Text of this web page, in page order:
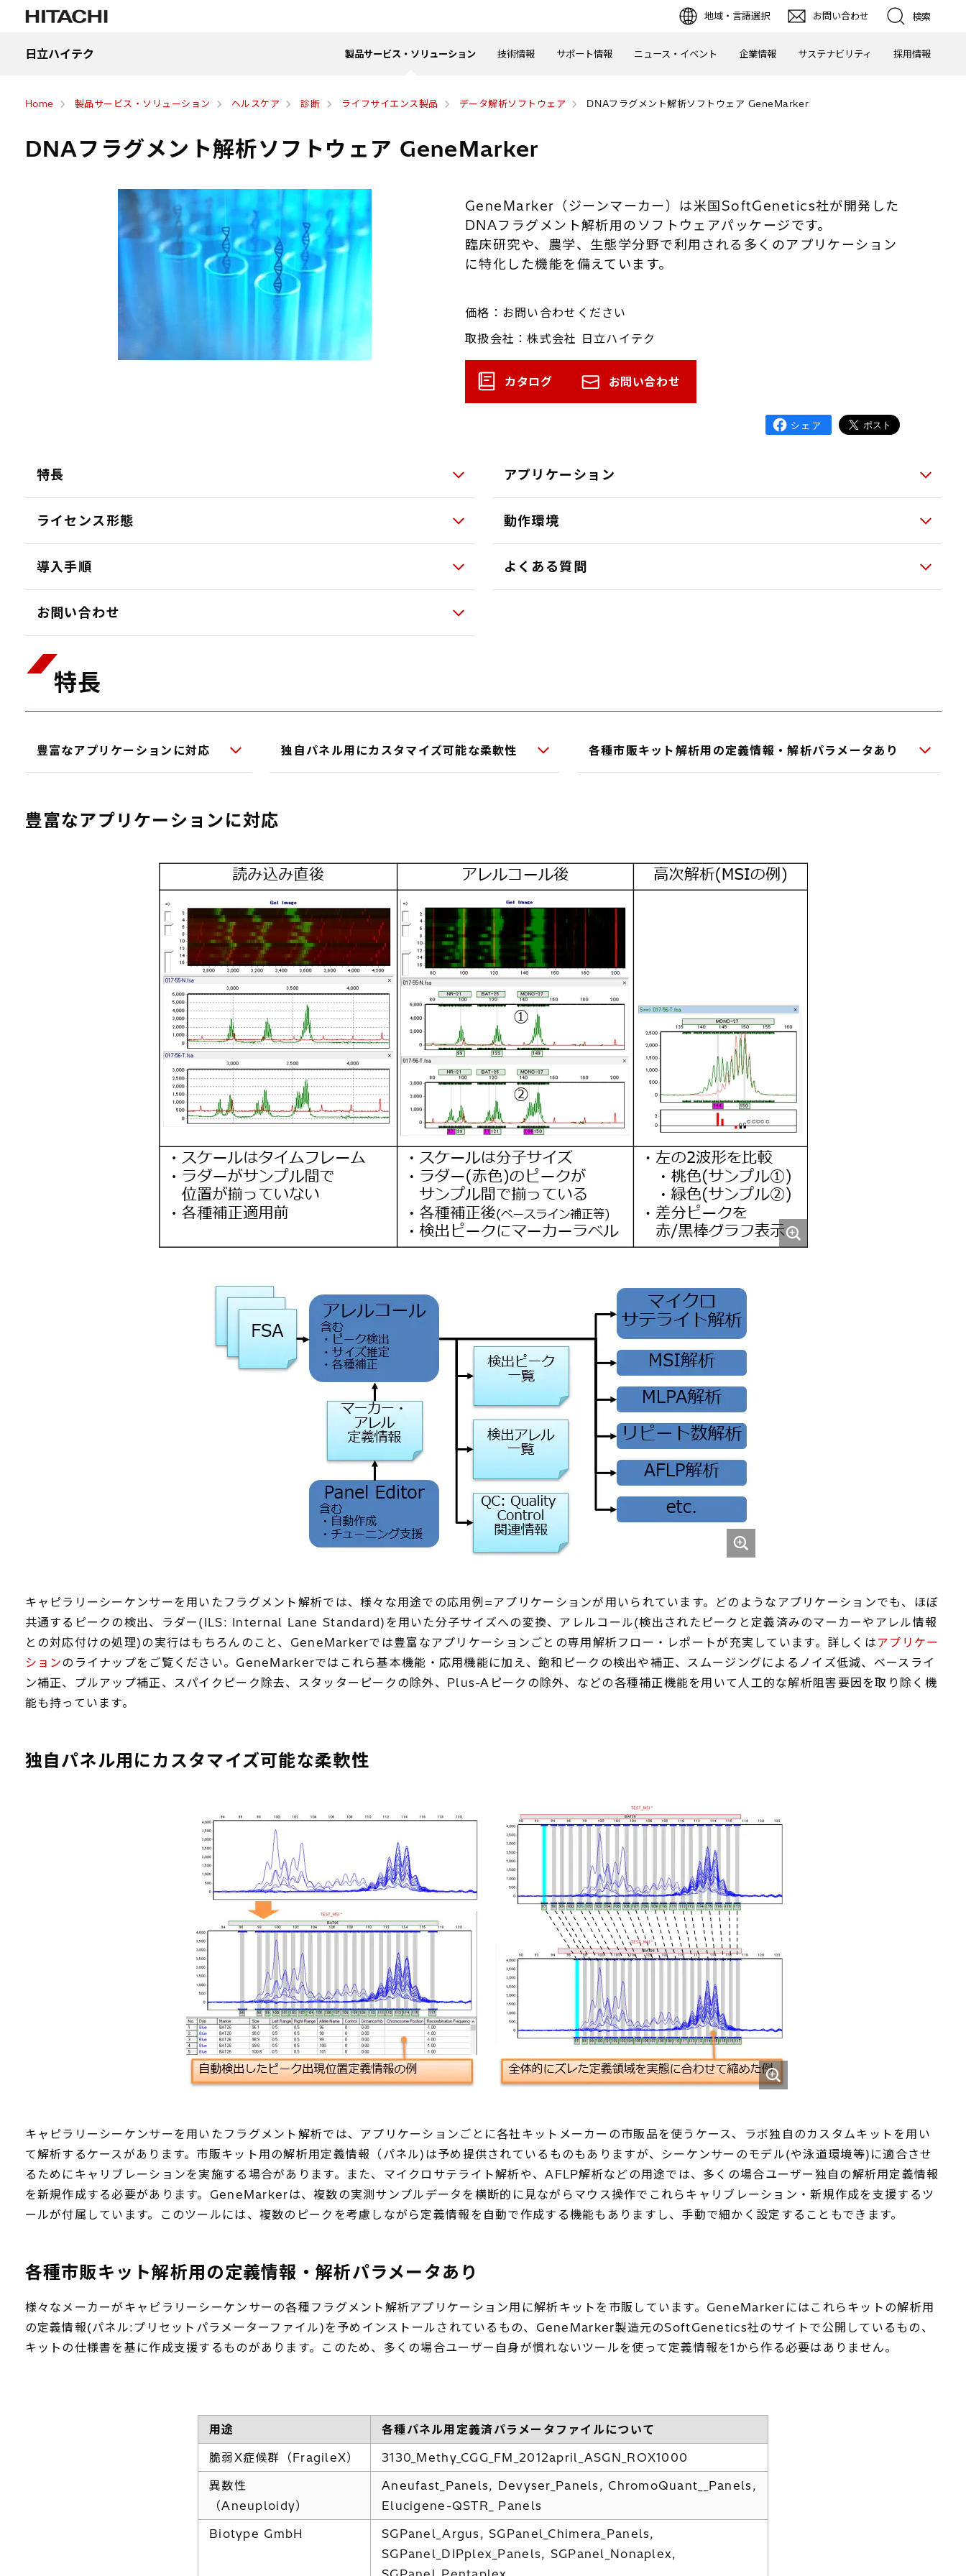
地域・言語選択 お問い合わせ 検索
日立ハイテク 製品サービス・ソリューション 技術情報 サポート情報 ニュース・イベント 企業情報 サステナビリティ 採用情報
Home 製品サービス・ソリューション ヘルスケア 診断 ライフサイエンス製品 データ解析ソフトウェア DNAフラグメント解析ソフトウェア GeneMarker
DNAフラグメント解析ソフトウェア GeneMarker
GeneMarker（ジーンマーカー）は米国SoftGenetics社が開発した
DNAフラグメント解析用のソフトウェアパッケージです。
臨床研究や、農学、生態学分野で利用される多くのアプリケーション
に特化した機能を備えています。
価格：お問い合わせください
取扱会社：株式会社 日立ハイテク
カタログ お問い合わせ
特長 アプリケーション
ライセンス形態 動作環境
導入手順 よくある質問
お問い合わせ
特長
豊富なアプリケーションに対応 独自パネル用にカスタマイズ可能な柔軟性 各種市販キット解析用の定義情報・解析パラメータあり
豊富なアプリケーションに対応
キャピラリーシーケンサーを用いたフラグメント解析では、様々な用途での応用例=アプリケーションが用いられています。どのようなアプリケーションでも、ほぼ
共通するピークの検出、ラダー(ILS: Internal Lane Standard)を用いた分子サイズへの変換、アレルコール(検出されたピークと定義済みのマーカーやアレル情報
との対応付けの処理)の実行はもちろんのこと、GeneMarkerでは豊富なアプリケーションごとの専用解析フロー・レポートが充実しています。詳しくはアプリケー
ションのライナップをご覧ください。GeneMarkerではこれら基本機能・応用機能に加え、飽和ピークの検出や補正、スムージングによるノイズ低減、ベースライ
ン補正、プルアップ補正、スパイクピーク除去、スタッターピークの除外、Plus-Aピークの除外、などの各種補正機能を用いて人工的な解析阻害要因を取り除く機
能も持っています。
独自パネル用にカスタマイズ可能な柔軟性
キャピラリーシーケンサーを用いたフラグメント解析では、アプリケーションごとに各社キットメーカーの市販品を使うケース、ラボ独自のカスタムキットを用い
て解析するケースがあります。市販キット用の解析用定義情報（パネル)は予め提供されているものもありますが、シーケンサーのモデル(や泳道環境等)に適合させ
るためにキャリブレーションを実施する場合があります。また、マイクロサテライト解析や、AFLP解析などの用途では、多くの場合ユーザー独自の解析用定義情報
を新規作成する必要があります。GeneMarkerは、複数の実測サンプルデータを横断的に見ながらマウス操作でこれらキャリブレーション・新規作成を支援するツ
ールが付属しています。このツールには、複数のピークを考慮しながら定義情報を自動で作成する機能もありますし、手動で細かく設定することもできます。
各種市販キット解析用の定義情報・解析パラメータあり
様々なメーカーがキャピラリーシーケンサーの各種フラグメント解析アプリケーション用に解析キットを市販しています。GeneMarkerにはこれらキットの解析用
の定義情報(パネル:プリセットパラメーターファイル)を予めインストールされているもの、GeneMarker製造元のSoftGenetics社のサイトで公開しているもの、
キットの仕様書を基に作成支援するものがあります。このため、多くの場合ユーザー自身が慣れないツールを使って定義情報を1から作る必要はありません。
用途
各種パネル用定義済パラメータファイルについて
脆弱X症候群（FragileX）
3130_Methy_CGG_FM_2012april_ASGN_ROX1000
異数性
（Aneuploidy）
Aneufast_Panels, Devyser_Panels, ChromoQuant__Panels,
Elucigene-QSTR_ Panels
Biotype GmbH
SGPanel_Argus, SGPanel_Chimera_Panels,
SGPanel_DIPplex_Panels, SGPanel_Nonaplex,